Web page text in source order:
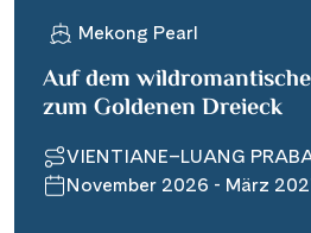
Mekong Pearl
Auf dem
zum Goldenen Dreieck
VIENTIANE–LUANG
November 2026 - März